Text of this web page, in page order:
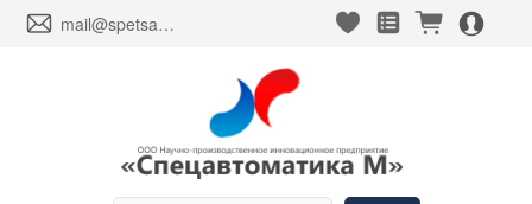
envelope mail@spetsavtomatika-m.ru heart_fill square_favorites_fill cart_fill person_alt_circle_fill